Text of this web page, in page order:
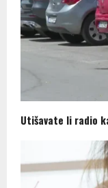
Utišavate li radio